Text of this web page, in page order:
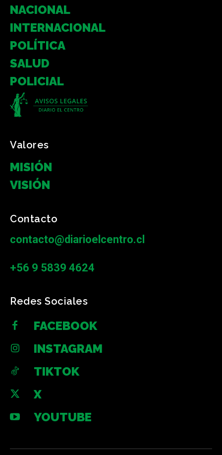
NACIONAL
INTERNACIONAL
POLÍTICA
SALUD
POLICIAL
Valores
MISIÓN
VISIÓN
Contacto
contacto@diarioelcentro.cl
+56 9 5839 4624
Redes Sociales
FACEBOOK
INSTAGRAM
TIKTOK
X
YOUTUBE